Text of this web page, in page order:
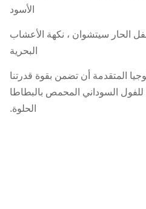
الأسود
الحار سيتشوان ، نكهة الأعشاب
البحرية
المتقدمة أن تضمن بقوة قدرتنا
للفول السوداني المحمص بالبطاطا
الحلوة.